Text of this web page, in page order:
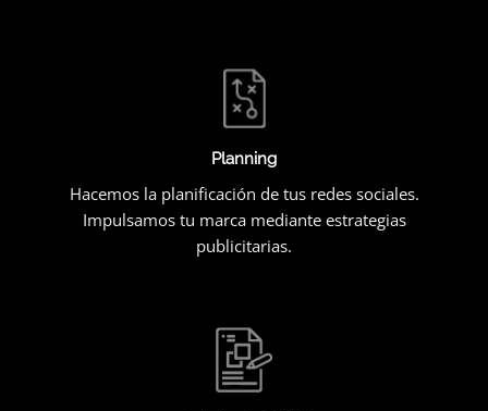
Planning
Hacemos la planificación de tus redes sociales.
Impulsamos tu marca mediante estrategias
publicitarias.